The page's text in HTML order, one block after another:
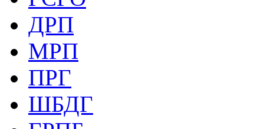
ДРП
МРП
ПРГ
ШБДГ